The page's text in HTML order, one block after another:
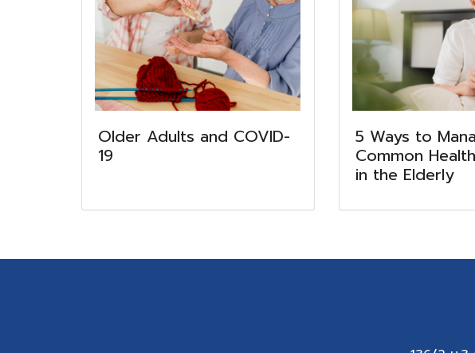
Older Adults and COVID-
19
5 Ways to
Common
in the Elderly